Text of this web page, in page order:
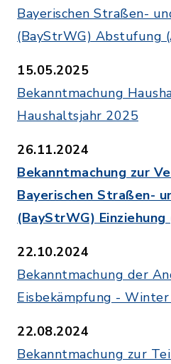
Bayerischen Straßen-
(BayStrWG) Abstufung
15.05.2025
Bekanntmachung
Haushaltsjahr 2025
26.11.2024
Bekanntmachung zur
Bayerischen Straßen-
(BayStrWG)
22.10.2024
Bekanntmachung der
Eisbekämpfung -
22.08.2024
Bekanntmachung zur